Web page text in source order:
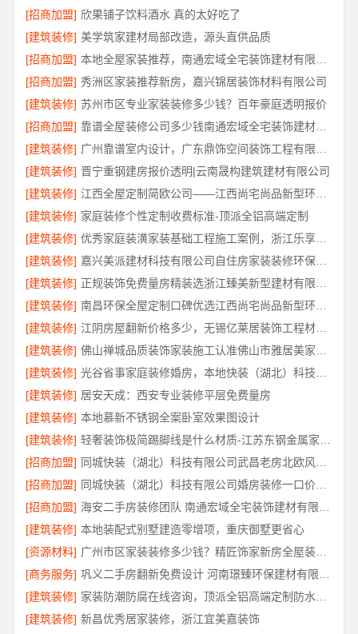
[招商加盟] 欣果铺子饮料酒水 真的太好吃了
[建筑装修] 美学筑家建材局部改造，源头直供品质
[招商加盟]
[招商加盟] 秀洲区家装推荐新房，嘉兴锦居装饰材料有限公司
[建筑装修] 苏州市区专业家装装修多少钱？百年豪庭透明报价
[招商加盟]
靠谱全屋装修公司多少钱南通宏域全宅装饰建材有限公司透明报价
[建筑装修]
[建筑装修] 晋宁重钢建房报价透明|云南晟构建筑建材有限公司
[建筑装修]
江西全屋定制简欧公司——江西尚宅尚品新型环保材料有限公司为您提供
[建筑装修] 家庭装修个性定制收费标准-顶派全铝高端定制
[建筑装修]
优秀家庭装潢家装基础工程施工案例，浙江乐享新材料有限公司口碑保障
[建筑装修]
嘉兴美派建材科技有限公司自住房家装装修环保材料
[建筑装修]
[建筑装修]
南昌环保全屋定制口碑优选江西尚宅尚品新型环保材料有限公司
[建筑装修]
江阴房屋翻新价格多少，无锡亿莱居装饰工程材料有限公司为您省钱
[建筑装修]
[建筑装修]
[建筑装修] 居安天成：西安专业装修平层免费量房
[建筑装修] 本地慕新不锈钢全案卧室效果图设计
[建筑装修]
[招商加盟]
[招商加盟]
同城快装（湖北）科技有限公司婚房装修一口价工期保障
[招商加盟]
[建筑装修] 本地装配式别墅建造零增项，重庆御墅更省心
[资源材料]
广州市区家装装修多少钱？精匠饰家新房全屋装修值
[商务服务]
[建筑装修]
[建筑装修] 新昌优秀居家装修，浙江宜美嘉装饰